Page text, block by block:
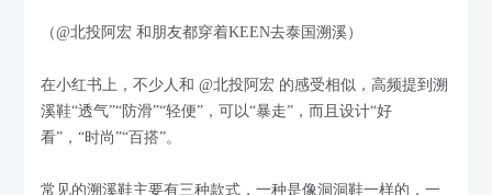
（@北投阿宏 和朋友都穿着KEEN去泰国溯溪）
在小红书上，不少人和 @北投阿宏 的感受相似，高频提到溯
溪鞋“透气”“防滑”“轻便”，可以“暴走”，而且设计“好
看”，“时尚”“百搭”。
常见的溯溪鞋主要有三种款式，一种是像洞洞鞋一样的，一